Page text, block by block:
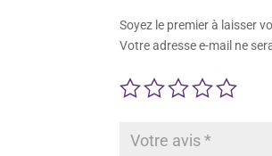
Soyez le premier à laisser
Votre adresse e-mail ne